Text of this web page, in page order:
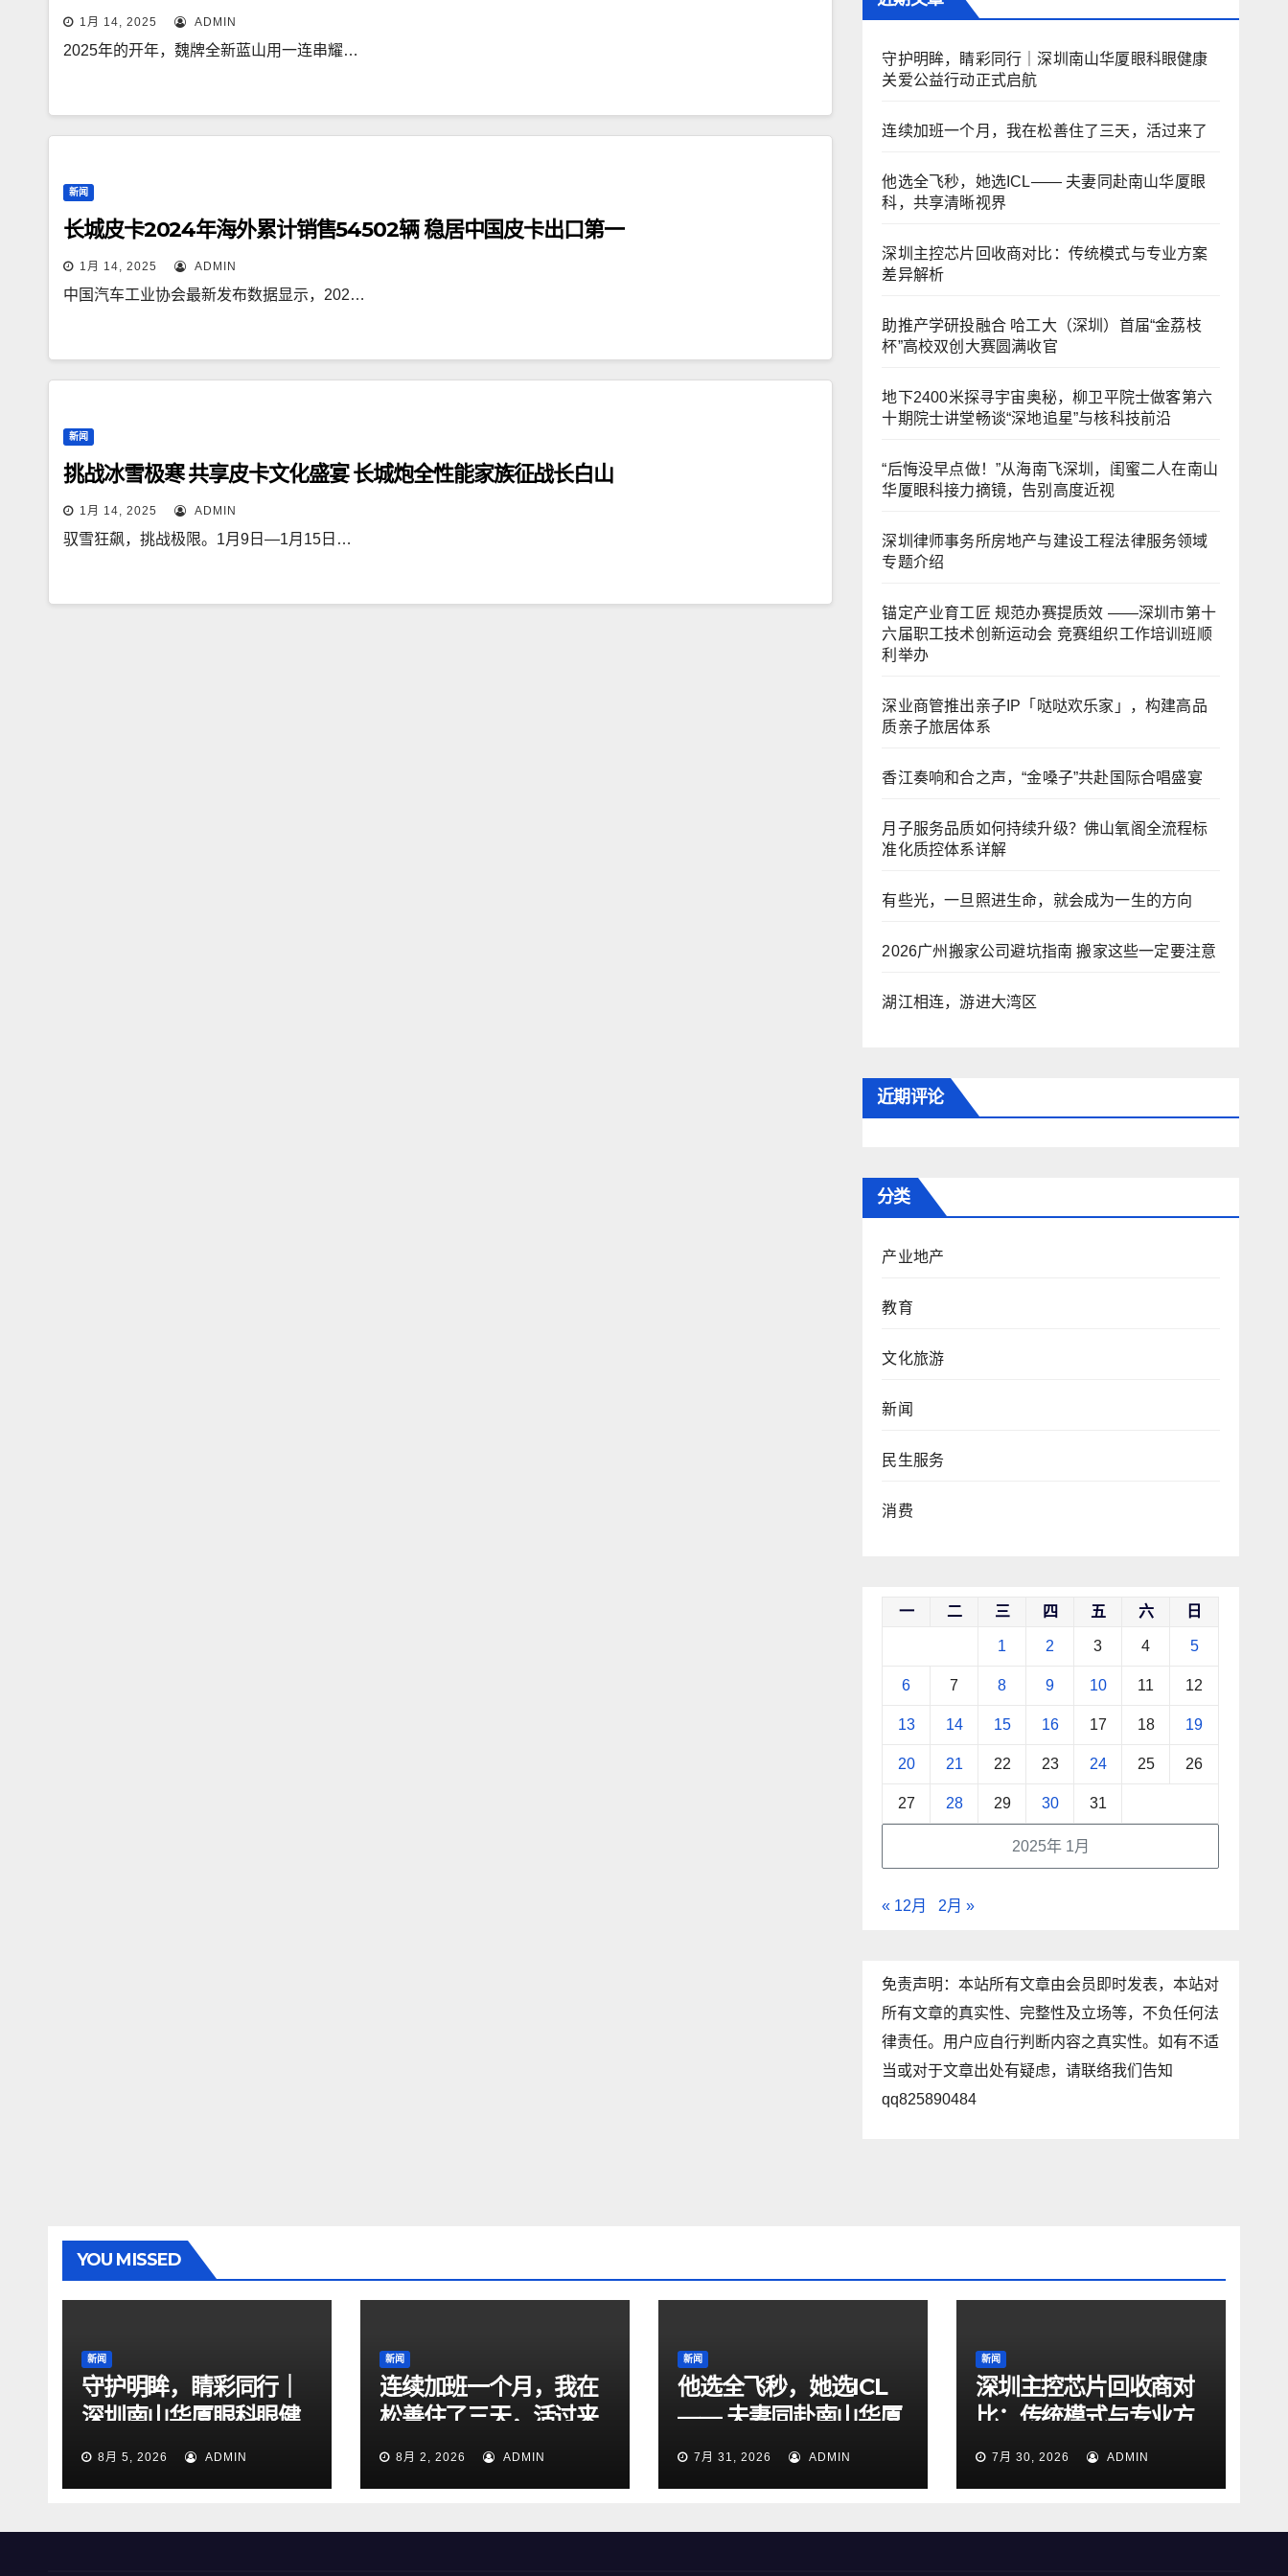
1月 14, 2025 ADMIN
2025年的开年，魏牌全新蓝山用一连串耀…
新闻
长城皮卡2024年海外累计销售54502辆 稳居中国皮卡出口第一
1月 14, 2025 ADMIN
中国汽车工业协会最新发布数据显示，202…
新闻
挑战冰雪极寒 共享皮卡文化盛宴 长城炮全性能家族征战长白山
1月 14, 2025 ADMIN
驭雪狂飙，挑战极限。1月9日—1月15日…
守护明眸，睛彩同行｜深圳南山华厦眼科眼健康
关爱公益行动正式启航
连续加班一个月，我在松善住了三天，活过来了
他选全飞秒，她选ICL—— 夫妻同赴南山华厦眼
科，共享清晰视界
深圳主控芯片回收商对比：传统模式与专业方案
差异解析
助推产学研投融合 哈工大（深圳）首届“金荔枝
杯”高校双创大赛圆满收官
地下2400米探寻宇宙奥秘，柳卫平院士做客第六
十期院士讲堂畅谈“深地追星”与核科技前沿
“后悔没早点做！”从海南飞深圳，闺蜜二人在南山
华厦眼科接力摘镜，告别高度近视
深圳律师事务所房地产与建设工程法律服务领域
专题介绍
锚定产业育工匠 规范办赛提质效 ——深圳市第十
六届职工技术创新运动会 竞赛组织工作培训班顺
利举办
深业商管推出亲子IP「哒哒欢乐家」，构建高品
质亲子旅居体系
香江奏响和合之声，“金嗓子”共赴国际合唱盛宴
月子服务品质如何持续升级？佛山氧阁全流程标
准化质控体系详解
有些光，一旦照进生命，就会成为一生的方向
2026广州搬家公司避坑指南 搬家这些一定要注意
湖江相连，游进大湾区
近期评论
分类
产业地产
教育
文化旅游
新闻
民生服务
消费
2025年 1月
一 二 三 四 五 六 日
1 2 3 4 5
6 7 8 9 10 11 12
13 14 15 16 17 18 19
20 21 22 23 24 25 26
27 28 29 30 31
« 12月 2月 »
免责声明：本站所有文章由会员即时发表，本站对
所有文章的真实性、完整性及立场等，不负任何法
律责任。用户应自行判断内容之真实性。如有不适
当或对于文章出处有疑虑，请联络我们告知
qq825890484
YOU MISSED
新闻
守护明眸，睛彩同行｜
深圳南山华厦眼科眼健
康关爱公益行动正式启
8月 5, 2026 ADMIN
新闻
连续加班一个月，我在
松善住了三天，活过来
了8月 2, 2026 ADMIN
新闻
他选全飞秒，她选ICL
—— 夫妻同赴南山华厦
眼科，共享清晰视界
7月 31, 2026 ADMIN
新闻
深圳主控芯片回收商对
比：传统模式与专业方
案差异解析
7月 30, 2026 ADMIN